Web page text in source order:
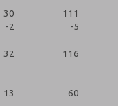
30
-2
111
-5
32 116
13 60